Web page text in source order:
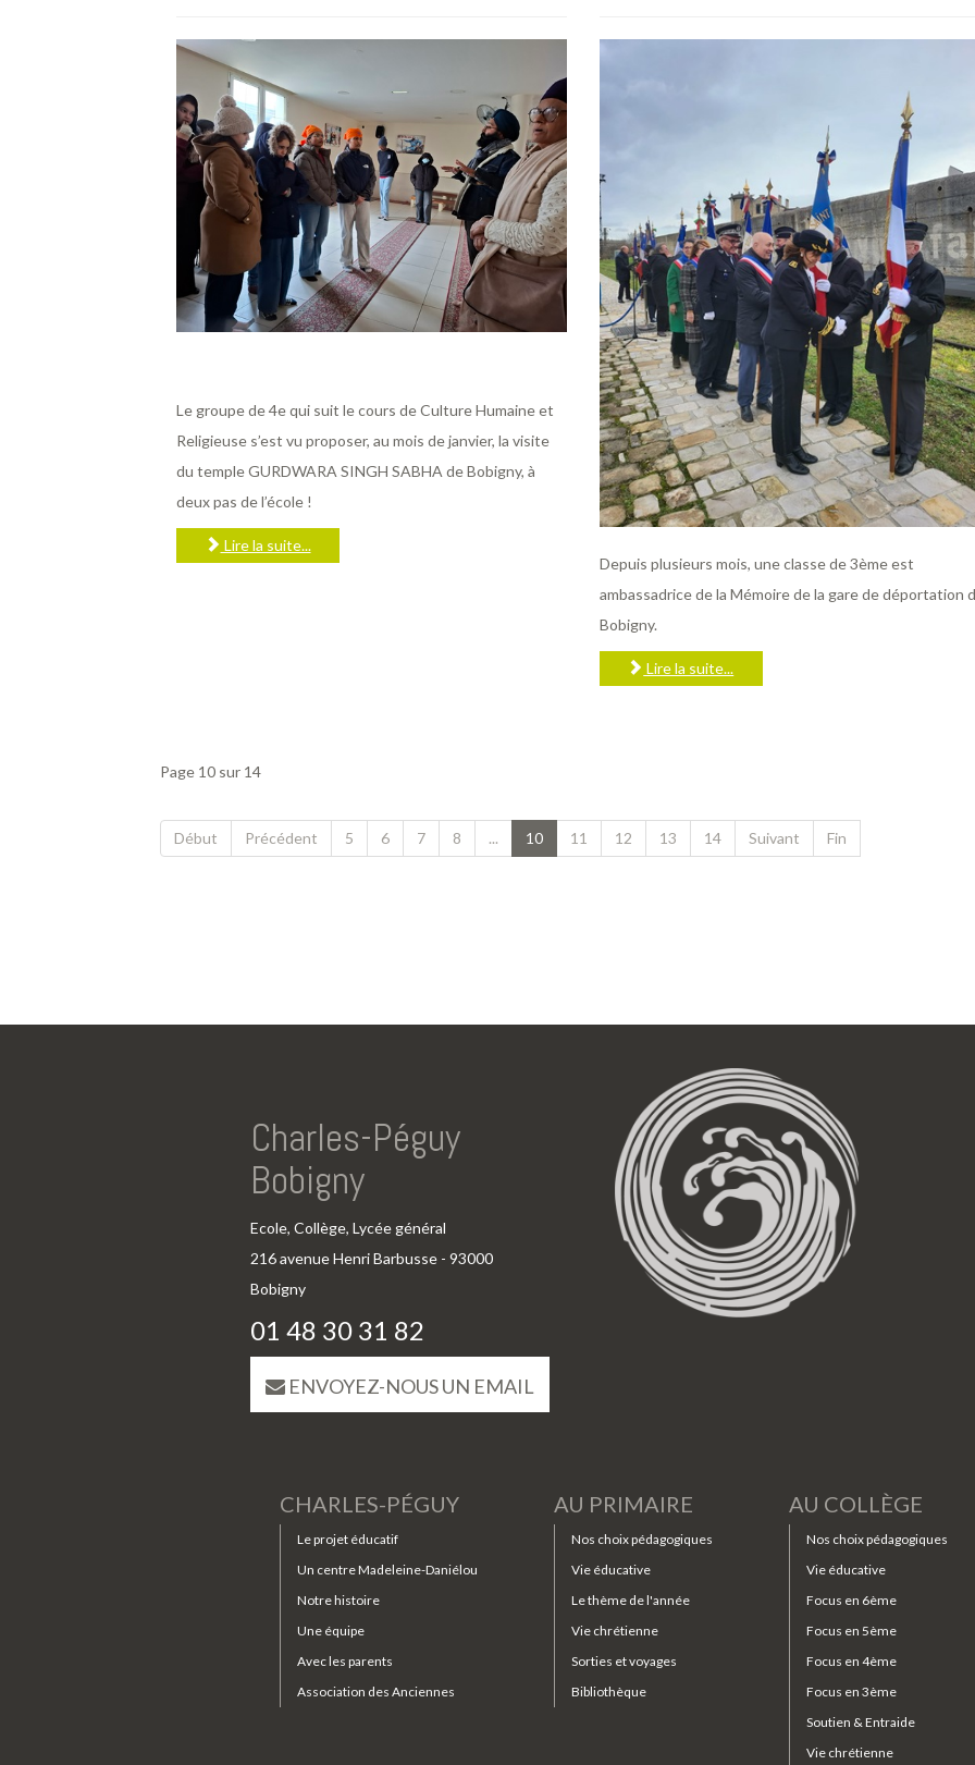
Le groupe de 4e qui suit le cours de Culture Humaine et
Religieuse s’est vu proposer, au mois de janvier, la visite
du temple GURDWARA SINGH SABHA de Bobigny, à
deux pas de l’école !
Lire la suite...
Depuis plusieurs mois, une classe de 3ème est
ambassadrice de la Mémoire de la gare de déportation
Bobigny.
Lire la suite...
Page 10 sur 14
Début Précédent 5 6 7 8 ... 10 11 12 13 14 Suivant Fin
Charles-Péguy
Bobigny
Ecole, Collège, Lycée général
216 avenue Henri Barbusse - 93000
Bobigny
01 48 30 31 82
ENVOYEZ-NOUS UN EMAIL
CHARLES-PÉGUY
Le projet éducatif
Un centre Madeleine-Daniélou
Notre histoire
Une équipe
Avec les parents
Association des Anciennes
AU PRIMAIRE
Nos choix pédagogiques
Vie éducative
Le thème de l'année
Vie chrétienne
Sorties et voyages
Bibliothèque
AU COLLÈGE
Nos choix pédagogiques
Vie éducative
Focus en 6ème
Focus en 5ème
Focus en 4ème
Focus en 3ème
Soutien & Entraide
Vie chrétienne